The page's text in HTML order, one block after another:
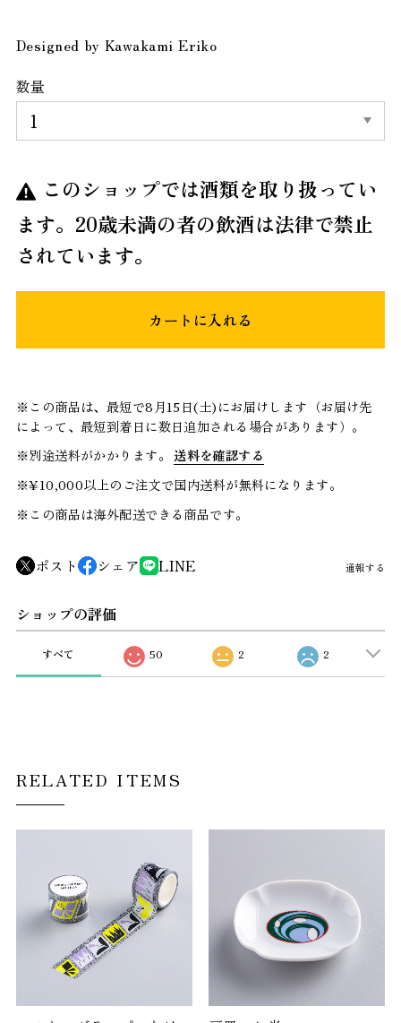
Designed by Kawakami Eriko
数量
このショップでは酒類を取り扱ってい
ます。20歳未満の者の飲酒は法律で禁止
されています。
カートに入れる
※この商品は、最短で8月15日(土)にお届けします（お届け先
によって、最短到着日に数日追加される場合があります）。
※別途送料がかかります。 送料を確認する
※¥10,000以上のご注文で国内送料が無料になります。
※この商品は海外配送できる商品です。
ポスト シェア LINE 通報する
ショップの評価
すべて 50 2 2
RELATED ITEMS